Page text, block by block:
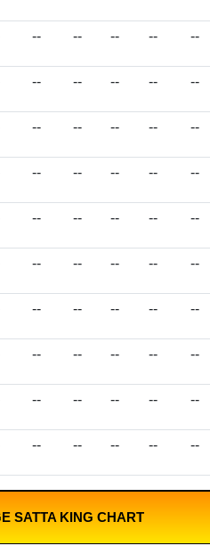
-- -- -- -- --
-- -- -- -- --
-- -- -- -- --
-- -- -- -- --
-- -- -- -- --
-- -- -- -- --
-- -- -- -- --
-- -- -- -- --
-- -- -- -- --
-- -- -- -- --
SATTA KING CHART